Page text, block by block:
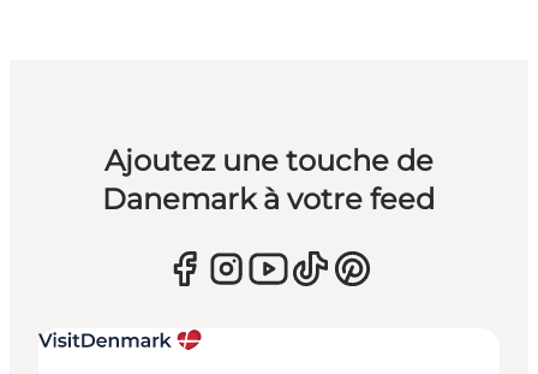
Ajoutez une touche de
Danemark à votre feed